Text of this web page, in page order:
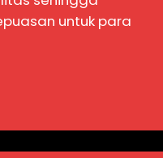
untuk para